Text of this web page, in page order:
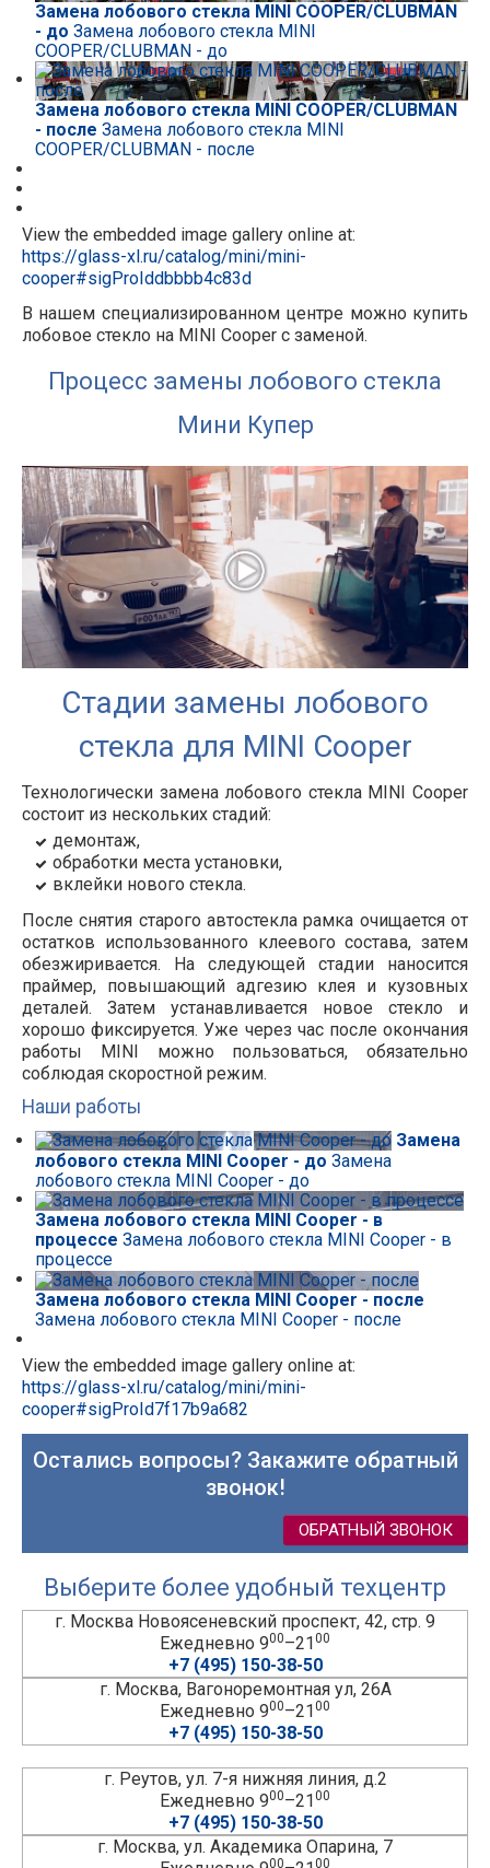
Замена лобового стекла MINI COOPER/CLUBMAN
- до Замена лобового стекла MINI
COOPER/CLUBMAN - до
Замена лобового стекла MINI COOPER/CLUBMAN
- после Замена лобового стекла MINI
COOPER/CLUBMAN - после
View the embedded image gallery online at:
https://glass-xl.ru/catalog/mini/mini-
cooper#sigProIddbbbb4c83d
В нашем специализированном центре можно купить
лобовое стекло на MINI Cooper с заменой.
Процесс замены лобового стекла
Мини Купер
Стадии замены лобового
стекла для MINI Cooper
Технологически замена лобового стекла MINI Cooper
состоит из нескольких стадий:
демонтаж,
обработки места установки,
вклейки нового стекла.
После снятия старого автостекла рамка очищается от
остатков использованного клеевого состава, затем
обезжиривается. На следующей стадии наносится
праймер, повышающий адгезию клея и кузовных
деталей. Затем устанавливается новое стекло и
хорошо фиксируется. Уже через час после окончания
работы MINI можно пользоваться, обязательно
соблюдая скоростной режим.
Наши работы
Замена
лобового стекла MINI Cooper - до Замена
лобового стекла MINI Cooper - до
Замена лобового стекла MINI Cooper - в
процессе Замена лобового стекла MINI Cooper - в
процессе
Замена лобового стекла MINI Cooper - после
Замена лобового стекла MINI Cooper - после
View the embedded image gallery online at:
https://glass-xl.ru/catalog/mini/mini-
cooper#sigProId7f17b9a682
Остались вопросы? Закажите обратный
звонок!
ОБРАТНЫЙ ЗВОНОК
Выберите более удобный техцентр
г. Москва Новоясеневский проспект, 42, стр. 9
Ежедневно 900–2100
+7 (495) 150-38-50
г. Москва, Вагоноремонтная ул, 26А
Ежедневно 900–2100
+7 (495) 150-38-50
г. Реутов, ул. 7-я нижняя линия, д.2
Ежедневно 900–2100
+7 (495) 150-38-50
г. Москва, ул. Академика Опарина, 7
00 00